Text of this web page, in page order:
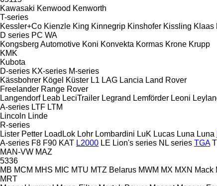
Kawasaki Kenwood Kenworth
T-series
Kessler+Co Kienzle King Kinnegrip Kinshofer Kissling Klaas
D series PC WA
Kongsberg Automotive Koni Konvekta Kormas Krone Krupp
KMK
Kubota
D-series KX-series M-series
Kässbohrer Kögel Küster L1 LAG Lancia Land Rover
Freelander Range Rover
Langendorf Leab LeciTrailer Legrand Lemförder Leoni
A-series LTF LTM
Lincoln Linde
R-series
Lister Petter LoadLok Lohr Lombardini LuK Lucas Luna Luna
A-series F8 F90 KAT L2000 LE Lion's series NL series TGA
MAN-VW MAZ
5336
MB MCM MHS MIC MTU MTZ Belarus MWM MX MXN Mack
MRT